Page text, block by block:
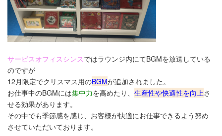
サービスオフィスシンスではラウンジ内にてBGMを放送している
のですが
12月限定でクリスマス用のBGMが追加されました。
お仕事中のBGMには集中力を高めたり、 生産性や快適性を向上さ
せる効果があります。
その中でも季節感を感じ、お客様が快適にお仕事できるよう努め
させていただいております。